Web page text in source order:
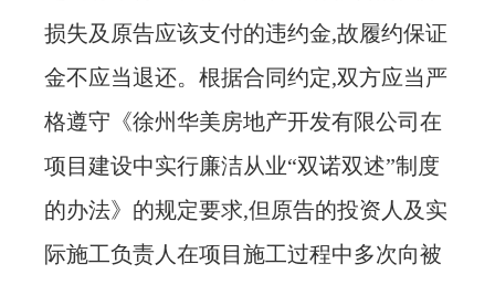
损失及原告应该支付的违约金,故履约保证
金不应当退还。根据合同约定,双方应当严
格遵守《徐州华美房地产开发有限公司在
项目建设中实行廉洁从业“双诺双述”制度
的办法》的规定要求,但原告的投资人及实
际施工负责人在项目施工过程中多次向被